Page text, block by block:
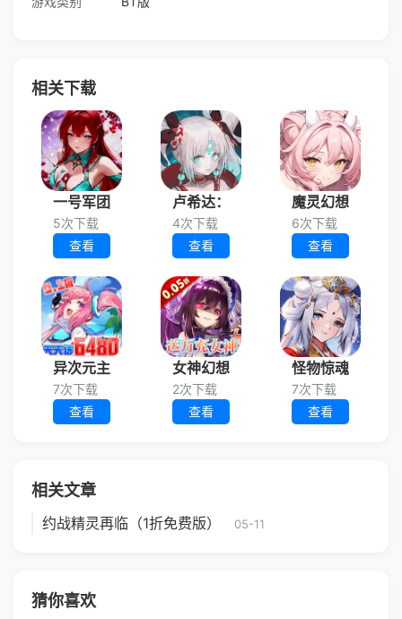
相关下载
一号军团
5次下载
查看
卢希达：
4次下载
查看
魔灵幻想
6次下载
查看
异次元主
7次下载
查看
女神幻想
2次下载
查看
怪物惊魂
7次下载
查看
相关文章
约战精灵再临（1折免费版） 05-11
猜你喜欢